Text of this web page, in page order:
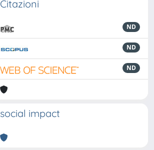
Citazioni
ND
ND
ND
social impact